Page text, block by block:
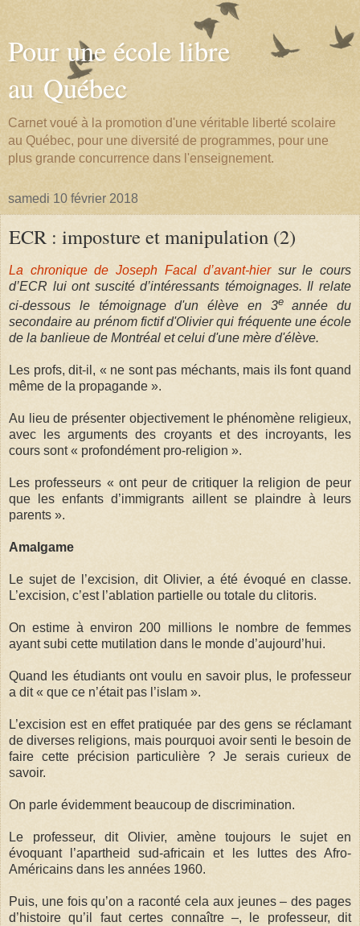
Pour une école libre
au Québec
Carnet voué à la promotion d'une véritable liberté scolaire
au Québec, pour une diversité de programmes, pour une
plus grande concurrence dans l'enseignement.
samedi 10 février 2018
ECR : imposture et manipulation (2)
La chronique de Joseph Facal d’avant-hiersur le cours
d’ECR lui ont suscité d’intéressants témoignages. Il relate
ci-dessous le témoignage d'un élève en 3eannée du
secondaire au prénom fictif d'Olivier qui fréquente une école
de la banlieue de Montréal et celui d'une mère d'élève.
Les profs, dit-il, « ne sont pas méchants, mais ils font quand
même de la propagande ».
Au lieu de présenter objectivement le phénomène religieux,
avec les arguments des croyants et des incroyants, les
cours sont « profondément pro-religion ».
Les professeurs « ont peur de critiquer la religion de peur
que les enfants d’immigrants aillent se plaindre à leurs
parents ».
Amalgame
Le sujet de l’excision, dit Olivier, a été évoqué en classe.
L’excision, c’est l’ablation partielle ou totale du clitoris.
On estime à environ 200 millions le nombre de femmes
ayant subi cette mutilation dans le monde d’aujourd’hui­­­.
Quand les étudiants ont voulu en savoir plus, le professeur
a dit « que ce n’était pas l’islam ».
L’excision est en effet pratiquée par des gens se réclamant
de diverses religions, mais pourquoi avoir senti le besoin de
faire cette précision particulière ? Je serais curieux de
savoir.
On parle évidemment beaucoup de discrimination.
Le professeur, dit Olivier, amène toujours le sujet en
évoquant l’apartheid sud-africain et les luttes des Afro-
Américains dans les années 1960.
Puis, une fois qu’on a raconté cela aux jeunes – des pages
d’histoire qu’il faut certes connaître –, le professeur, dit